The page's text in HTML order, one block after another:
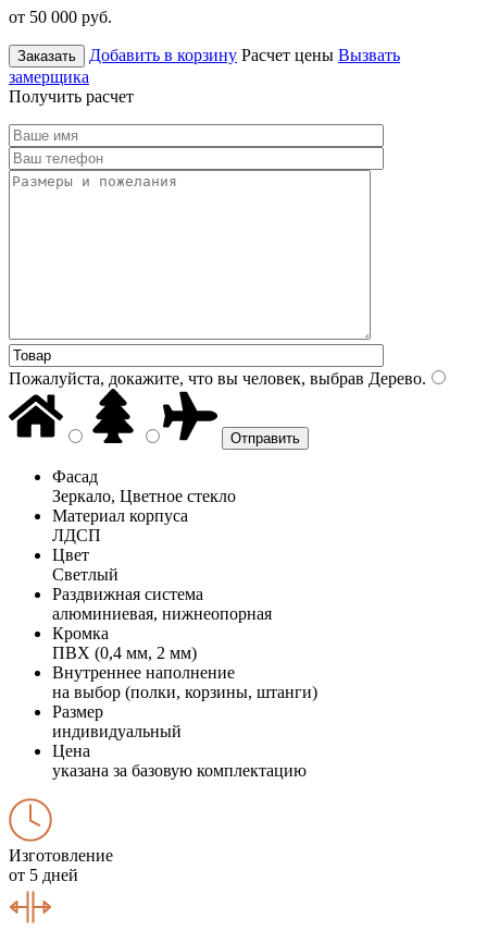
от 50 000 руб.
Заказать Добавить в корзину Расчет цены Вызвать
замерщика
Получить расчет
Пожалуйста, докажите, что вы человек, выбрав Дерево.
Фасад
Зеркало, Цветное стекло
Материал корпуса
ЛДСП
Цвет
Светлый
Раздвижная система
алюминиевая, нижнеопорная
Кромка
ПВХ (0,4 мм, 2 мм)
Внутреннее наполнение
на выбор (полки, корзины, штанги)
Размер
индивидуальный
Цена
указана за базовую комплектацию
Изготовление
от 5 дней